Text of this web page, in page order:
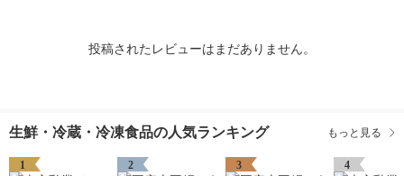
投稿されたレビューはまだありません。
生鮮・冷蔵・冷凍食品の人気ランキング もっと見る
1 2 3 4